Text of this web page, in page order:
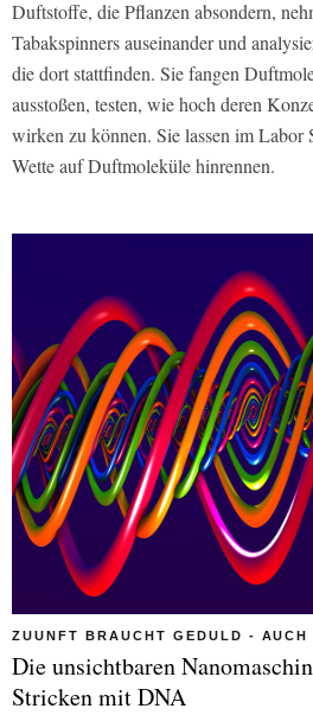
Duftstoffe, die Pflanzen absondern,
Tabakspinners auseinander und
die dort stattfinden. Sie fangen
ausstoßen, testen, wie hoch deren
wirken zu können. Sie lassen im Labor
Wette auf Duftmoleküle hinrennen.
ZUUNFT BRAUCHT GEDULD - AUCH
Die unsichtbaren
Stricken mit DNA